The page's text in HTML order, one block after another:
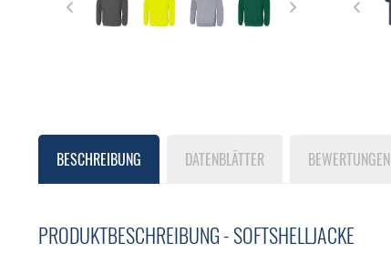
BESCHREIBUNG DATENBLÄTTER BEWERTUNGEN
PRODUKTBESCHREIBUNG - SOFTSHELLJACKE